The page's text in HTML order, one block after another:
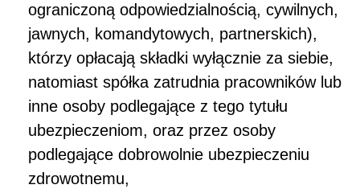
ograniczoną odpowiedzialnością, cywilnych,
jawnych, komandytowych, partnerskich),
którzy opłacają składki wyłącznie za siebie,
natomiast spółka zatrudnia pracowników lub
inne osoby podlegające z tego tytułu
ubezpieczeniom, oraz przez osoby
podlegające dobrowolnie ubezpieczeniu
zdrowotnemu,